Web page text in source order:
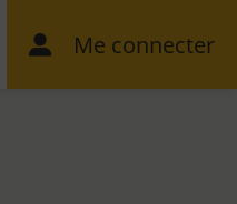
le formulaire
Me connecter